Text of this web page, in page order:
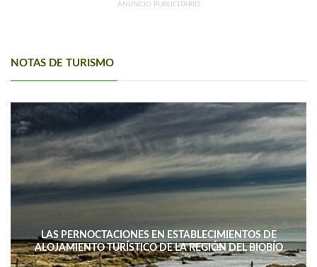
ANUNCIO PUBLICITARIO
NOTAS DE TURISMO
LAS PERNOCTACIONES EN ESTABLECIMIENTOS DE
ALOJAMIENTO TURÍSTICO DE LA REGIÓN DEL BIOBÍO
DISMINUYERON 15,4% INTERANUAL